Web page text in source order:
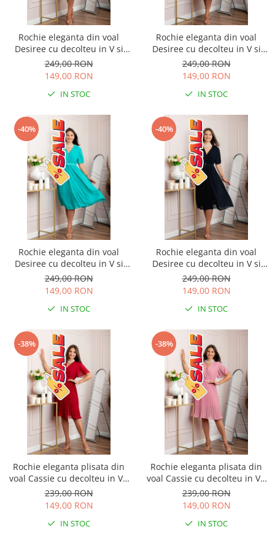
Rochie eleganta din voal
Desiree cu decolteu in V si
curea - Verde smarald
249,00 RON
149,00 RON
IN STOC
Rochie eleganta din voal
Desiree cu decolteu in V si
curea - Albastru regal
249,00 RON
149,00 RON
IN STOC
-40%
Rochie eleganta din voal
Desiree cu decolteu in V si
curea - Turcoaz aqua
249,00 RON
149,00 RON
IN STOC
-40%
Rochie eleganta din voal
Desiree cu decolteu in V si
curea - Bleumarin
249,00 RON
149,00 RON
IN STOC
-38%
Rochie eleganta plisata din
voal Cassie cu decolteu in V -
Grena
239,00 RON
149,00 RON
IN STOC
-38%
Rochie eleganta plisata din
voal Cassie cu decolteu in V -
Roz
239,00 RON
149,00 RON
IN STOC